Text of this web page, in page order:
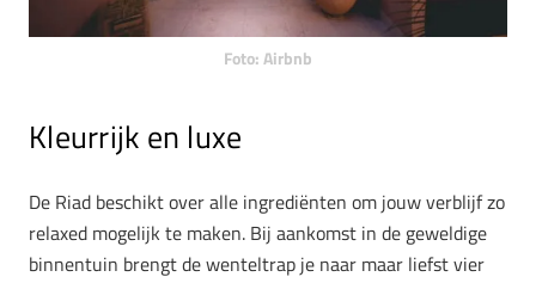
Foto: Airbnb
Kleurrijk en luxe
De Riad beschikt over alle ingrediënten om jouw verblijf zo
relaxed mogelijk te maken. Bij aankomst in de geweldige
binnentuin brengt de wenteltrap je naar maar liefst vier